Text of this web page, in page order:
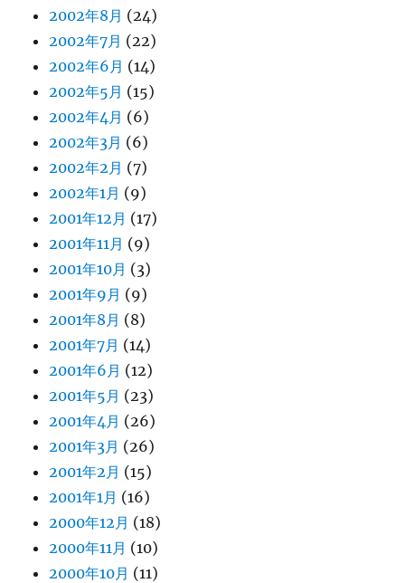
2002年8月 (24)
2002年7月 (22)
2002年6月 (14)
2002年5月 (15)
2002年4月 (6)
2002年3月 (6)
2002年2月 (7)
2002年1月 (9)
2001年12月 (17)
2001年11月 (9)
2001年10月 (3)
2001年9月 (9)
2001年8月 (8)
2001年7月 (14)
2001年6月 (12)
2001年5月 (23)
2001年4月 (26)
2001年3月 (26)
2001年2月 (15)
2001年1月 (16)
2000年12月 (18)
2000年11月 (10)
2000年10月 (11)